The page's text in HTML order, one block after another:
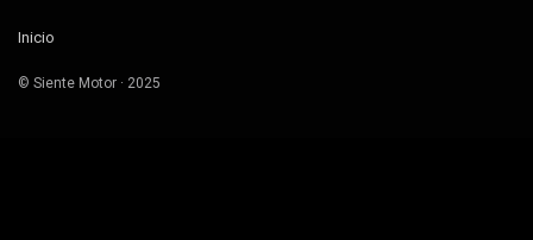
Inicio
© Siente Motor · 2025